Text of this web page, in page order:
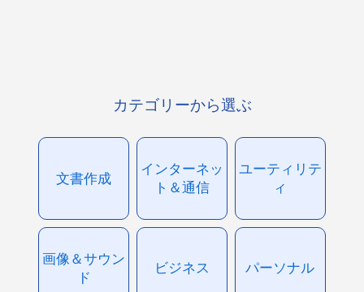
カテゴリーから選ぶ
文書作成
インターネッ
ト＆通信
ユーティリテ
ィ
画像＆サウン
ド
ビジネス パーソナル